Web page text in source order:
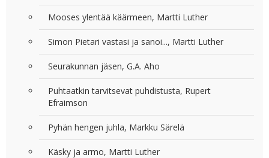
Mooses ylentää käärmeen, Martti Luther
Simon Pietari vastasi ja sanoi..., Martti Luther
Seurakunnan jäsen, G.A. Aho
Puhtaatkin tarvitsevat puhdistusta, Rupert
Efraimson
Pyhän hengen juhla, Markku Särelä
Käsky ja armo, Martti Luther